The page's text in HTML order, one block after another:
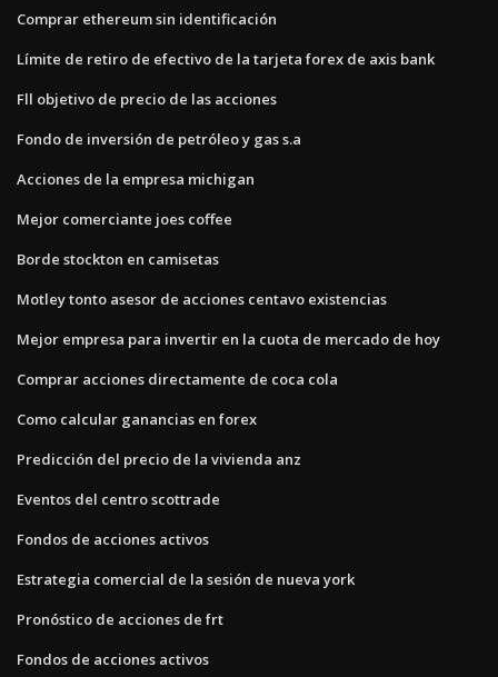
Comprar ethereum sin identificación
Límite de retiro de efectivo de la tarjeta forex de axis bank
Fll objetivo de precio de las acciones
Fondo de inversión de petróleo y gas s.a
Acciones de la empresa michigan
Mejor comerciante joes coffee
Borde stockton en camisetas
Motley tonto asesor de acciones centavo existencias
Mejor empresa para invertir en la cuota de mercado de hoy
Comprar acciones directamente de coca cola
Como calcular ganancias en forex
Predicción del precio de la vivienda anz
Eventos del centro scottrade
Fondos de acciones activos
Estrategia comercial de la sesión de nueva york
Pronóstico de acciones de frt
Fondos de acciones activos